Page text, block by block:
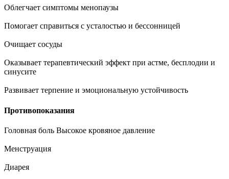
Облегчает симптомы менопаузы
Помогает справиться с усталостью и бессонницей
Очищает сосуды
Оказывает терапевтический эффект при астме, бесплодии и
синусите
Развивает терпение и эмоциональную устойчивость
Противопоказания
Головная боль Высокое кровяное давление
Менструация
Диарея